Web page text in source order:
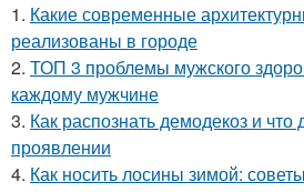
1. Какие современные
реализованы в городе
2. ТОП 3 проблемы мужского
каждому мужчине
3. Как распознать демодекоз и что
проявлении
4. Как носить лосины зимой: